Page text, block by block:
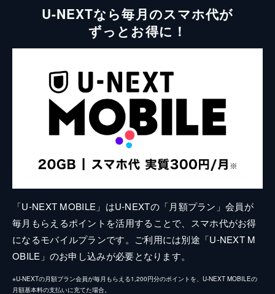
U-NEXTなら毎月のスマホ代が
ずっとお得に！
「U-NEXT MOBILE」はU-NEXTの「月額プラン」会員が
毎月もらえるポイントを活用することで、スマホ代がお得
になるモバイルプランです。ご利用には別途「U-NEXT M
OBILE」のお申し込みが必要となります。
※U-NEXTの月額プラン会員が毎月もらえる1,200円分のポイントを、U-NEXT MOBILEの
月額基本料の支払いに充てた場合。